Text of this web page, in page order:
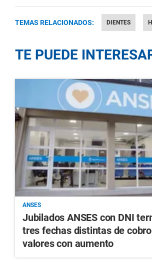
TEMAS RELACIONADOS: DIENTES
TE PUEDE
ANSES
Jubilados ANSES con DNI
tres fechas distintas de
valores con aumento